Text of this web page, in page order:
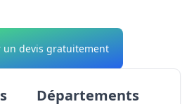
un devis gratuitement
Départements